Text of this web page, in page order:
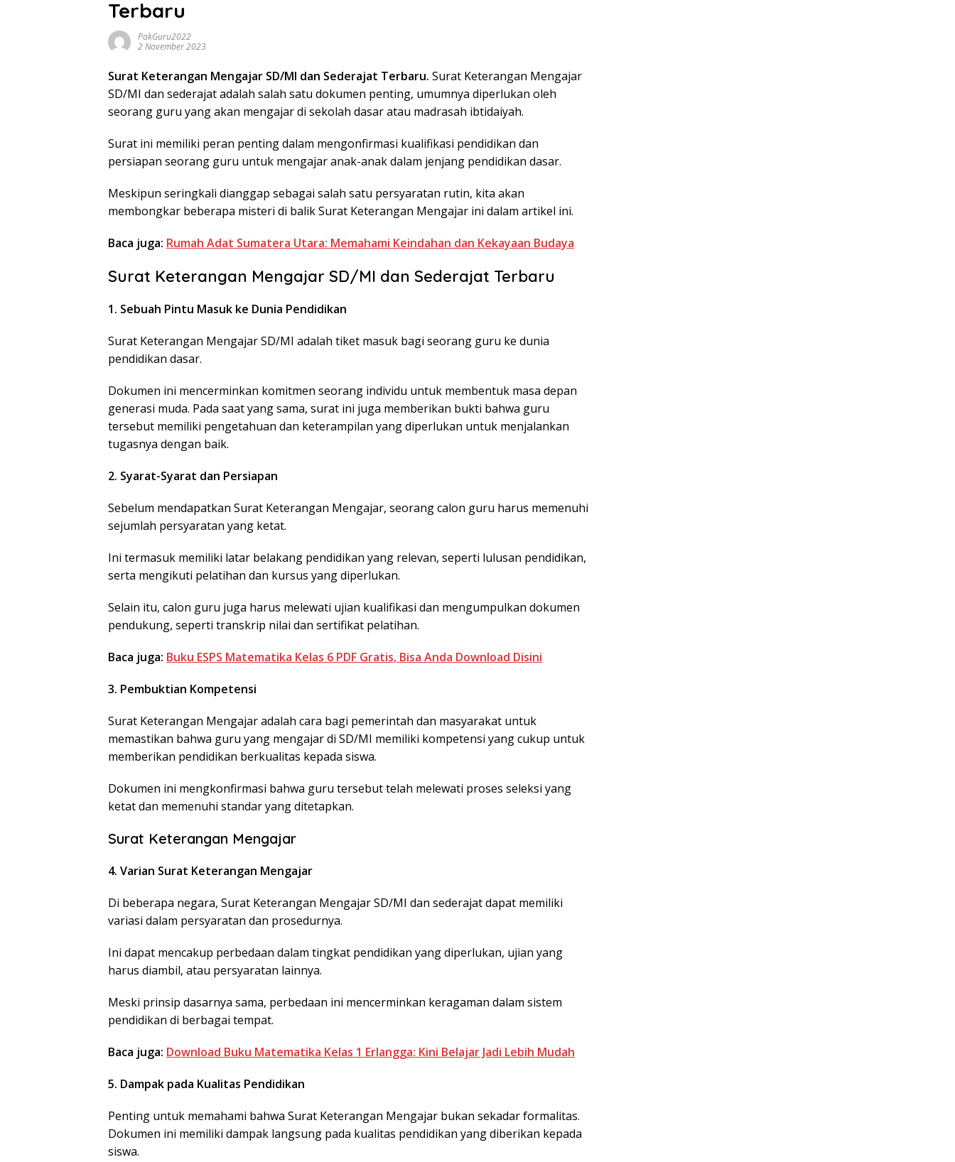
Terbaru
PakGuru2022
2 November 2023
Surat Keterangan Mengajar SD/MI dan Sederajat Terbaru. Surat Keterangan Mengajar
SD/MI dan sederajat adalah salah satu dokumen penting, umumnya diperlukan oleh
seorang guru yang akan mengajar di sekolah dasar atau madrasah ibtidaiyah.
Surat ini memiliki peran penting dalam mengonfirmasi kualifikasi pendidikan dan
persiapan seorang guru untuk mengajar anak-anak dalam jenjang pendidikan dasar.
Meskipun seringkali dianggap sebagai salah satu persyaratan rutin, kita akan
membongkar beberapa misteri di balik Surat Keterangan Mengajar ini dalam artikel ini.
Baca juga: Rumah Adat Sumatera Utara: Memahami Keindahan dan Kekayaan Budaya
Surat Keterangan Mengajar SD/MI dan Sederajat Terbaru
1. Sebuah Pintu Masuk ke Dunia Pendidikan
Surat Keterangan Mengajar SD/MI adalah tiket masuk bagi seorang guru ke dunia
pendidikan dasar.
Dokumen ini mencerminkan komitmen seorang individu untuk membentuk masa depan
generasi muda. Pada saat yang sama, surat ini juga memberikan bukti bahwa guru
tersebut memiliki pengetahuan dan keterampilan yang diperlukan untuk menjalankan
tugasnya dengan baik.
2. Syarat-Syarat dan Persiapan
Sebelum mendapatkan Surat Keterangan Mengajar, seorang calon guru harus memenuhi
sejumlah persyaratan yang ketat.
Ini termasuk memiliki latar belakang pendidikan yang relevan, seperti lulusan pendidikan,
serta mengikuti pelatihan dan kursus yang diperlukan.
Selain itu, calon guru juga harus melewati ujian kualifikasi dan mengumpulkan dokumen
pendukung, seperti transkrip nilai dan sertifikat pelatihan.
Baca juga: Buku ESPS Matematika Kelas 6 PDF Gratis, Bisa Anda Download Disini
3. Pembuktian Kompetensi
Surat Keterangan Mengajar adalah cara bagi pemerintah dan masyarakat untuk
memastikan bahwa guru yang mengajar di SD/MI memiliki kompetensi yang cukup untuk
memberikan pendidikan berkualitas kepada siswa.
Dokumen ini mengkonfirmasi bahwa guru tersebut telah melewati proses seleksi yang
ketat dan memenuhi standar yang ditetapkan.
Surat Keterangan Mengajar
4. Varian Surat Keterangan Mengajar
Di beberapa negara, Surat Keterangan Mengajar SD/MI dan sederajat dapat memiliki
variasi dalam persyaratan dan prosedurnya.
Ini dapat mencakup perbedaan dalam tingkat pendidikan yang diperlukan, ujian yang
harus diambil, atau persyaratan lainnya.
Meski prinsip dasarnya sama, perbedaan ini mencerminkan keragaman dalam sistem
pendidikan di berbagai tempat.
Baca juga: Download Buku Matematika Kelas 1 Erlangga: Kini Belajar Jadi Lebih Mudah
5. Dampak pada Kualitas Pendidikan
Penting untuk memahami bahwa Surat Keterangan Mengajar bukan sekadar formalitas.
Dokumen ini memiliki dampak langsung pada kualitas pendidikan yang diberikan kepada
siswa.